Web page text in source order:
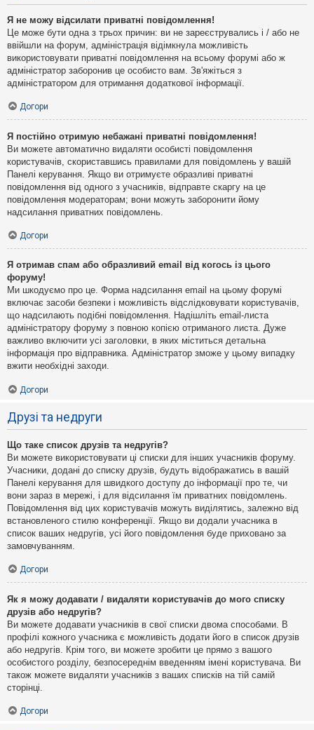
Я не можу відсилати приватні повідомлення!
Це може бути одна з трьох причин: ви не зареєструвались і / або не
ввійшли на форум, адміністрація відімкнула можливість
використовувати приватні повідомлення на всьому форумі або ж
адміністратор заборонив це особисто вам. Зв'яжіться з
адміністратором для отримання додаткової інформації.
Догори
Я постійно отримую небажані приватні повідомлення!
Ви можете автоматично видаляти особисті повідомлення
користувачів, скориставшись правилами для повідомлень у вашій
Панелі керування. Якщо ви отримуєте образливі приватні
повідомлення від одного з учасників, відправте скаргу на це
повідомлення модераторам; вони можуть заборонити йому
надсилання приватних повідомлень.
Догори
Я отримав спам або образливий email від когось із цього
форуму!
Ми шкодуємо про це. Форма надсилання email на цьому форумі
включає засоби безпеки і можливість відслідковувати користувачів,
що надсилають подібні повідомлення. Надішліть email-листа
адміністратору форуму з повною копією отриманого листа. Дуже
важливо включити усі заголовки, в яких міститься детальна
інформація про відправника. Адміністратор зможе у цьому випадку
вжити необхідні заходи.
Догори
Друзі та недруги
Що таке список друзів та недругів?
Ви можете використовувати ці списки для інших учасників форуму.
Учасники, додані до списку друзів, будуть відображатись в вашій
Панелі керування для швидкого доступу до інформації про те, чи
вони зараз в мережі, і для відсилання їм приватних повідомлень.
Повідомлення від цих користувачів можуть виділятись, залежно від
встановленого стилю конференції. Якщо ви додали учасника в
список ваших недругів, усі його повідомлення буде приховано за
замовчуванням.
Догори
Як я можу додавати / видаляти користувачів до мого списку
друзів або недругів?
Ви можете додавати учасників в свої списки двома способами. В
профілі кожного учасника є можливість додати його в список друзів
або недругів. Крім того, ви можете зробити це прямо з вашого
особистого розділу, безпосереднім введенням імені користувача. Ви
також можете видаляти учасників з ваших списків на тій самій
сторінці.
Догори